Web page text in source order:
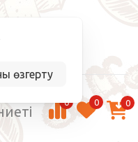
өзгерту
0 0 0